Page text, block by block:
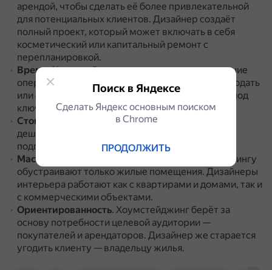
арендой, чтобы сделать её более привлекательной
для потенциальных клиентов. Дизайнер создаёт
полный проект, который может включать в себя
косметический или капитальный ремонт с
перепланировкой.
Время.Хоумстейджинг предполагает проведение
оперативных работ, чтобы как можно скорее продать
или сдать объект. Создание дизайна интерьера под
ключ может занимать несколько месяцев.
Стоимость
В среднем хоумстейджинг стоит
дешевле, чем дизайн, так как в него не входит
подготовка смет, отрисовка чертежей и прочее.
Масштаб проекта
Специалисты по хоумстейджингу
обустраивают только жилые помещения. Дизайнеры
интерьера работают как с квартирами и домами, так и
с коммерческими объектами.
Ориентированность. Хоумстейджинг берёт за
основу потребности целевой аудитории —
покупателей и арендаторов. Дизайнер же старается
угодить клиенту — владельцу жилья.
Поиск в Яндексе
Сделать Яндекс основным поиском
в Сhrome
ПРОДОЛЖИТЬ